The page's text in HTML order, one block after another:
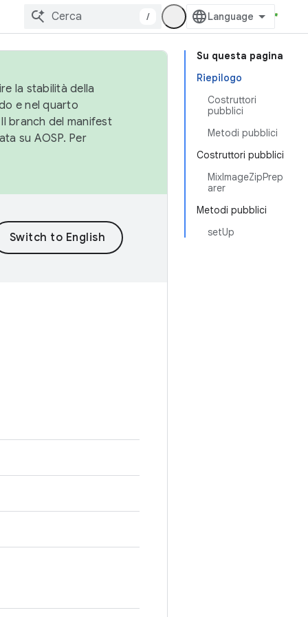
/
Su questa pagina
Riepilogo
Costruttori
pubblici
Metodi pubblici
Costruttori pubblici
MixImageZipPrep
arer
Metodi pubblici
setUp
la stabilità della
e nel quarto
Il branch del manifest
su AOSP. Per